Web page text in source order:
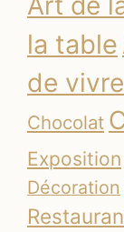
la table
de vivre
Chocolat
Exposition
Décoration